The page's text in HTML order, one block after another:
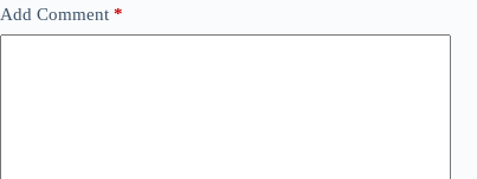
Add Comment *